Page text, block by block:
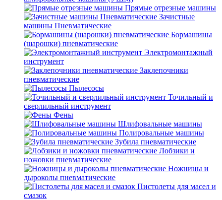
Прямые отрезные машины
Зачистные
машины Пневматические
Бормашины
(шарошки) пневматические
Электромонтажный
инструмент
Заклепочники
пневматические
Пылесосы
Точильный и
сверлильный инструмент
Фены
Шлифовальные машины
Полировальные машины
Зубила пневматические
Лобзики и
ножовки пневматические
Ножницы и
дыроколы пневматические
Пистолеты для масел и
смазок